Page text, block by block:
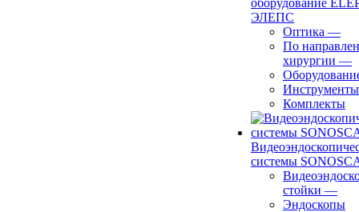
оборудование
ЭЛЕПС
Оптика —
По
хирургии —
Инструменты
Комплекты
системы
стойки —
Эндоскопы